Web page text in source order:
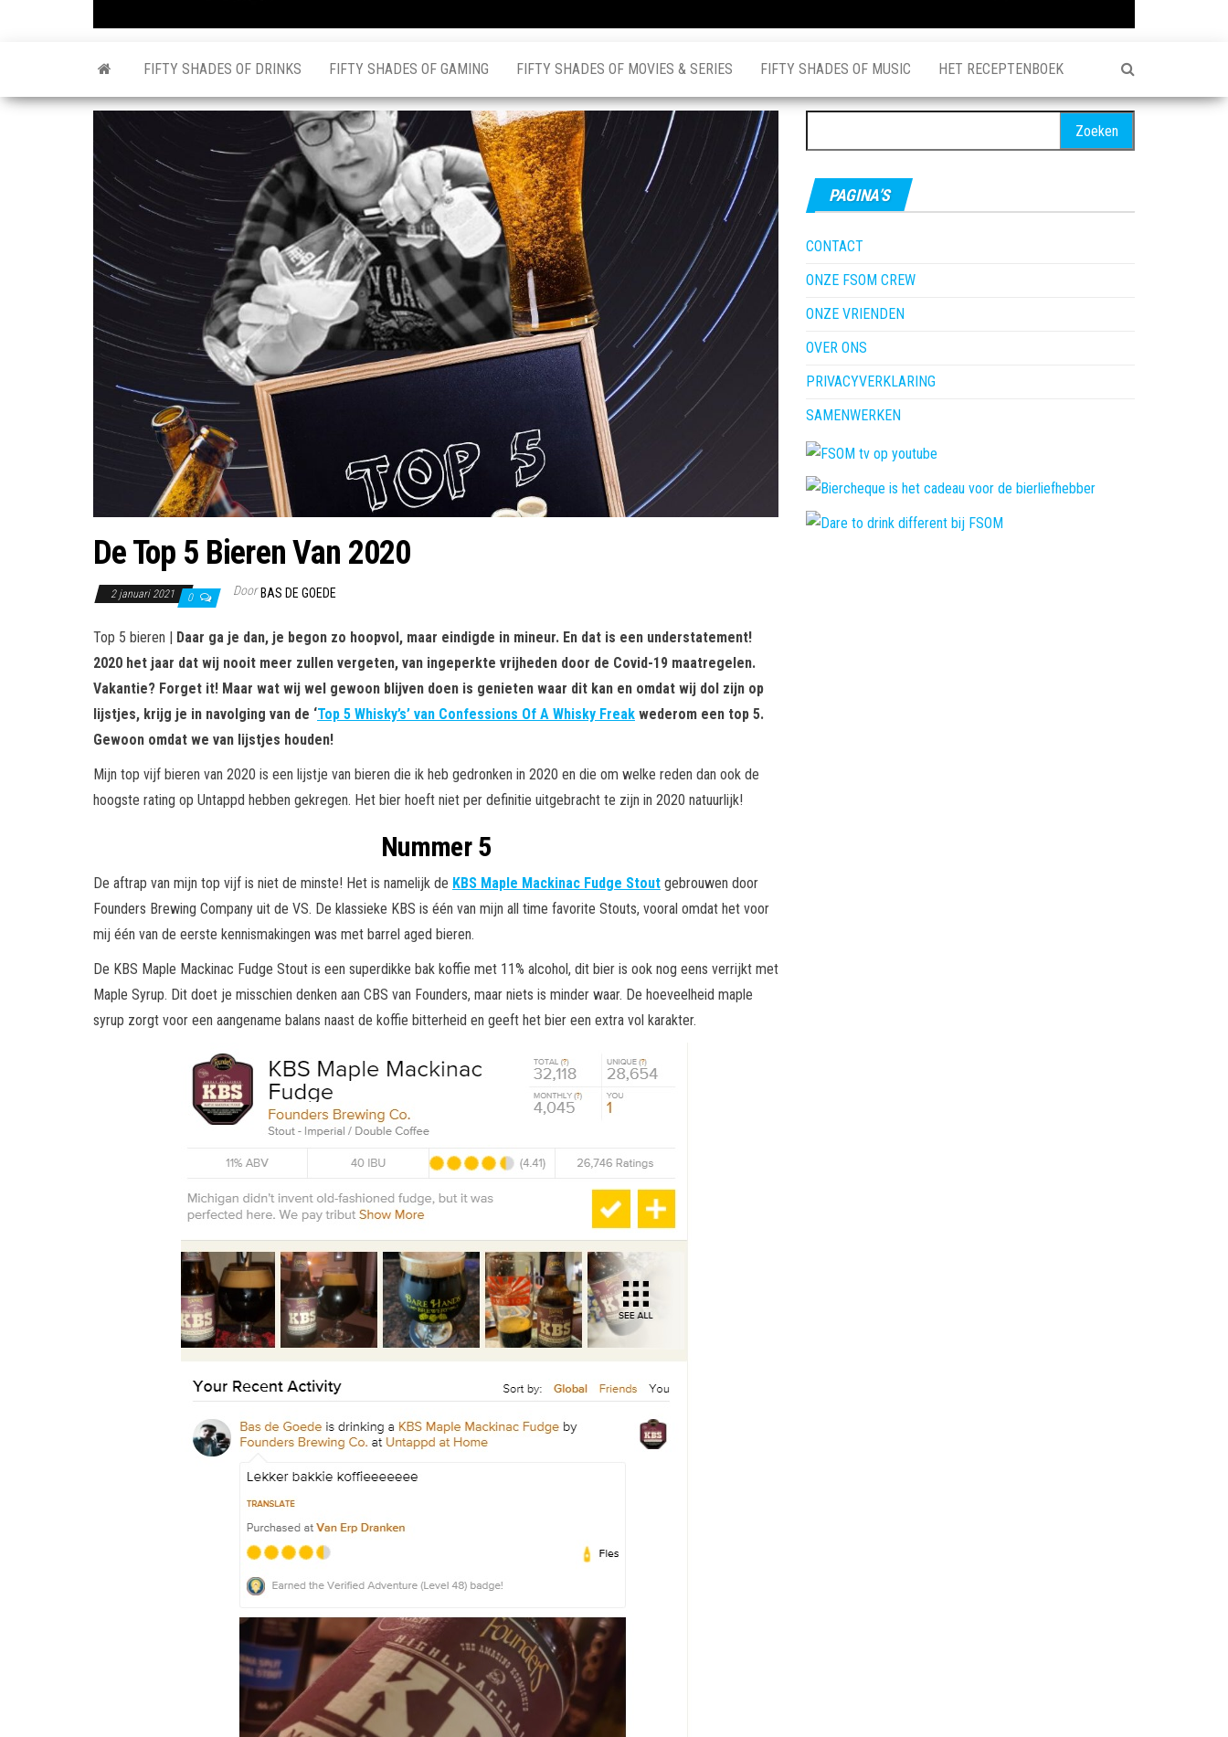
FIFTY SHADES OF DRINKS FIFTY SHADES OF GAMING FIFTY SHADES OF MOVIES & SERIES FIFTY SHADES OF MUSIC HET RECEPTENBOEK
De Top 5 Bieren Van 2020
2 januari 2021 0 Door BAS DE GOEDE
Top 5 bieren | Daar ga je dan, je begon zo hoopvol, maar eindigde in mineur. En dat is een understatement!
2020 het jaar dat wij nooit meer zullen vergeten, van ingeperkte vrijheden door de Covid-19 maatregelen.
Vakantie? Forget it! Maar wat wij wel gewoon blijven doen is genieten waar dit kan en omdat wij dol zijn op
lijstjes, krijg je in navolging van de ‘Top 5 Whisky’s’ van Confessions Of A Whisky Freak wederom een top 5.
Gewoon omdat we van lijstjes houden!
Mijn top vijf bieren van 2020 is een lijstje van bieren die ik heb gedronken in 2020 en die om welke reden dan ook de
hoogste rating op Untappd hebben gekregen. Het bier hoeft niet per definitie uitgebracht te zijn in 2020 natuurlijk!
Nummer 5
De aftrap van mijn top vijf is niet de minste! Het is namelijk de KBS Maple Mackinac Fudge Stout gebrouwen door
Founders Brewing Company uit de VS. De klassieke KBS is één van mijn all time favorite Stouts, vooral omdat het voor
mij één van de eerste kennismakingen was met barrel aged bieren.
De KBS Maple Mackinac Fudge Stout is een superdikke bak koffie met 11% alcohol, dit bier is ook nog eens verrijkt met
Maple Syrup. Dit doet je misschien denken aan CBS van Founders, maar niets is minder waar. De hoeveelheid maple
syrup zorgt voor een aangename balans naast de koffie bitterheid en geeft het bier een extra vol karakter.
naar:
PAGINA’S
CONTACT
ONZE FSOM CREW
ONZE VRIENDEN
OVER ONS
PRIVACYVERKLARING
SAMENWERKEN